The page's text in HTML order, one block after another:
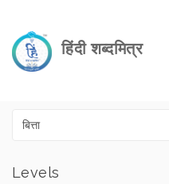
हिंदी शब्दमित्र
Levels